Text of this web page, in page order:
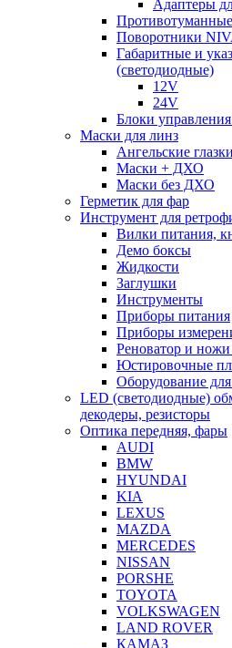
Адаптеры
Поворотники
Габаритные и
(светодиодные)
12V
24V
Блоки
Маски для линз
Ангельские
Маски + ДХО
Маски без ДХО
Герметик для фар
Инструмент для
Вилки питания,
Демо боксы
Жидкости
Заглушки
Инструменты
Приборы питания
Приборы
Реноватор и ножи
Юстировочные
Оборудование
LED (светодиодные)
декодеры, резисторы
Оптика передняя, фары
AUDI
BMW
HYUNDAI
KIA
LEXUS
MAZDA
MERCEDES
NISSAN
PORSHE
TOYOTA
VOLKSWAGEN
LAND ROVER
КАМАЗ